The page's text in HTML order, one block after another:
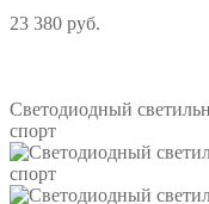
23 380 руб.
Светодиодный
спорт